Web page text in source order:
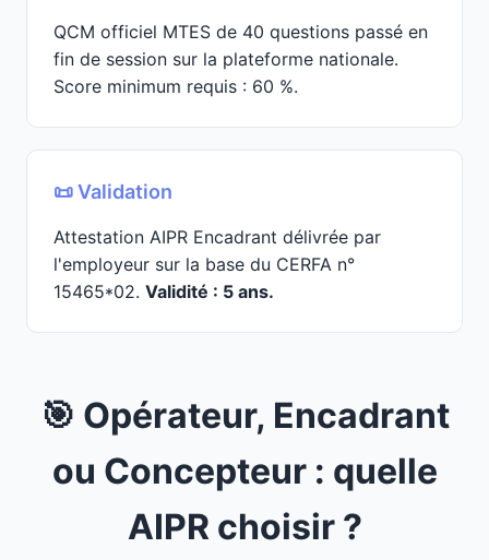
QCM officiel MTES de 40 questions passé en
fin de session sur la plateforme nationale.
Score minimum requis : 60 %.
📜 Validation
Attestation AIPR Encadrant délivrée par
l'employeur sur la base du CERFA n°
15465*02. Validité : 5 ans.
🎯 Opérateur, Encadrant
ou Concepteur : quelle
AIPR choisir ?